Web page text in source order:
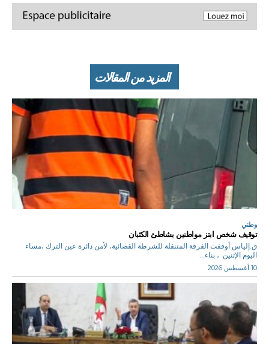
المزيد من المقالات
وطني
توقيف شخص ابتز مواطنين بشاطئ الكثبان
ق.إلياس أوقفت الفرقة المتنقلة للشرطة القضائية، لأمن دائرة عين الترك ،مساء
اليوم الإثنين ، بناء...
10 أغسطس 2026